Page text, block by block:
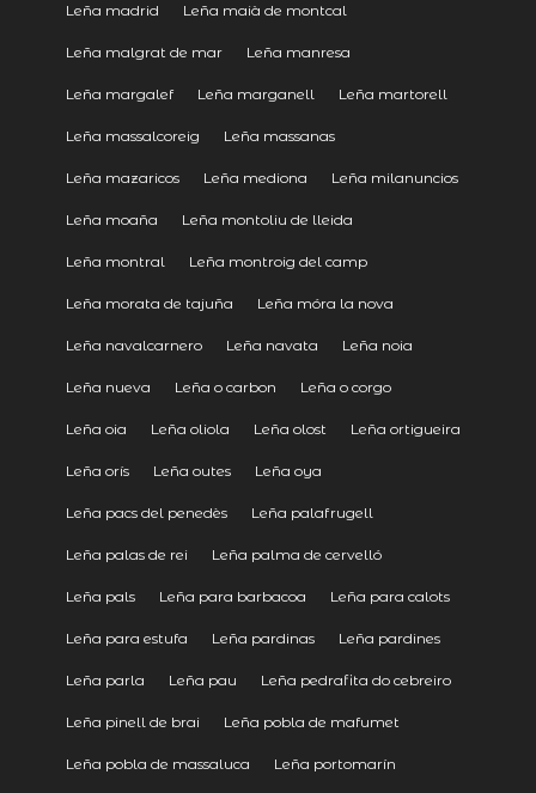
Leña madrid Leña maià de montcal
Leña malgrat de mar Leña manresa
Leña margalef Leña marganell Leña martorell
Leña massalcoreig Leña massanas
Leña mazaricos Leña mediona Leña milanuncios
Leña moaña Leña montoliu de lleida
Leña montral Leña montroig del camp
Leña morata de tajuña Leña móra la nova
Leña navalcarnero Leña navata Leña noia
Leña nueva Leña o carbon Leña o corgo
Leña oia Leña oliola Leña olost Leña ortigueira
Leña orís Leña outes Leña oya
Leña pacs del penedès Leña palafrugell
Leña palas de rei Leña palma de cervelló
Leña pals Leña para barbacoa Leña para calots
Leña para estufa Leña pardinas Leña pardines
Leña parla Leña pau Leña pedrafita do cebreiro
Leña pinell de brai Leña pobla de mafumet
Leña pobla de massaluca Leña portomarín